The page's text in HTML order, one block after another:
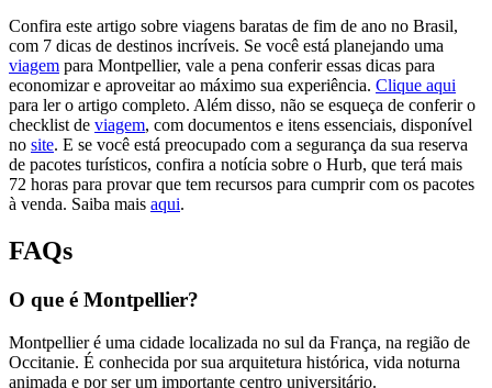
Confira este artigo sobre viagens baratas de fim de ano no Brasil,
com 7 dicas de destinos incríveis. Se você está planejando uma
viagem para Montpellier, vale a pena conferir essas dicas para
economizar e aproveitar ao máximo sua experiência. Clique aqui
para ler o artigo completo. Além disso, não se esqueça de conferir o
checklist de viagem, com documentos e itens essenciais, disponível
no site. E se você está preocupado com a segurança da sua reserva
de pacotes turísticos, confira a notícia sobre o Hurb, que terá mais
72 horas para provar que tem recursos para cumprir com os pacotes
à venda. Saiba mais aqui.
FAQs
O que é Montpellier?
Montpellier é uma cidade localizada no sul da França, na região de
Occitanie. É conhecida por sua arquitetura histórica, vida noturna
animada e por ser um importante centro universitário.